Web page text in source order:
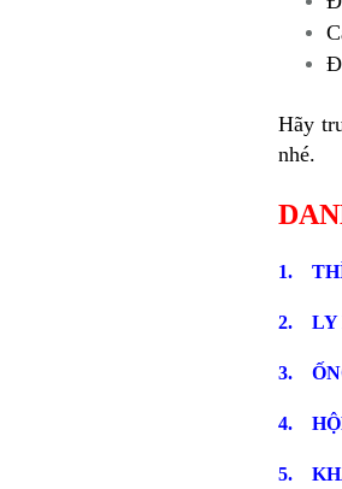
Hãy
nhé.
1.
2. LY
3.
4.
5.